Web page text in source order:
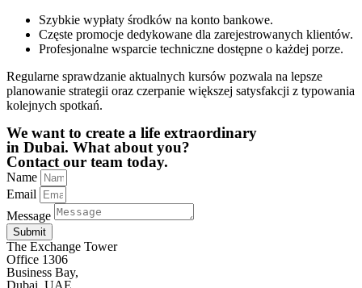
Szybkie wypłaty środków na konto bankowe.
Częste promocje dedykowane dla zarejestrowanych klientów.
Profesjonalne wsparcie techniczne dostępne o każdej porze.
Regularne sprawdzanie aktualnych kursów pozwala na lepsze
planowanie strategii oraz czerpanie większej satysfakcji z typowania
kolejnych spotkań.
We want to create a life extraordinary
in Dubai. What about you?
Contact our team today.
Name
Email
Message
Submit
The Exchange Tower
Office 1306
Business Bay,
Dubai, UAE